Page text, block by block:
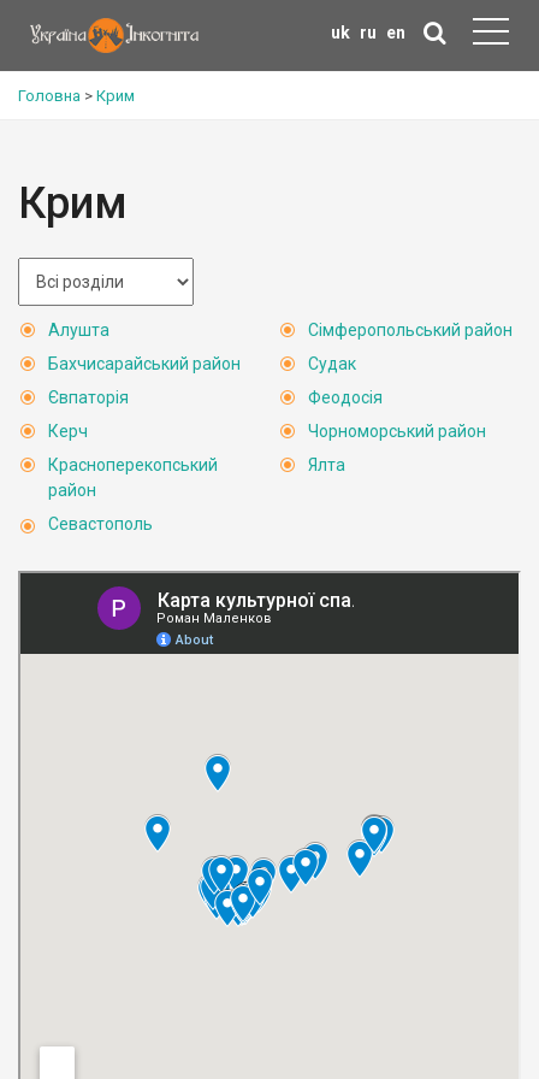
uk ru en
Головна > Крим
Крим
Алушта
Бахчисарайський район
Євпаторія
Керч
Красноперекопський
район
Севастополь
Сімферопольський район
Судак
Феодосія
Чорноморський район
Ялта